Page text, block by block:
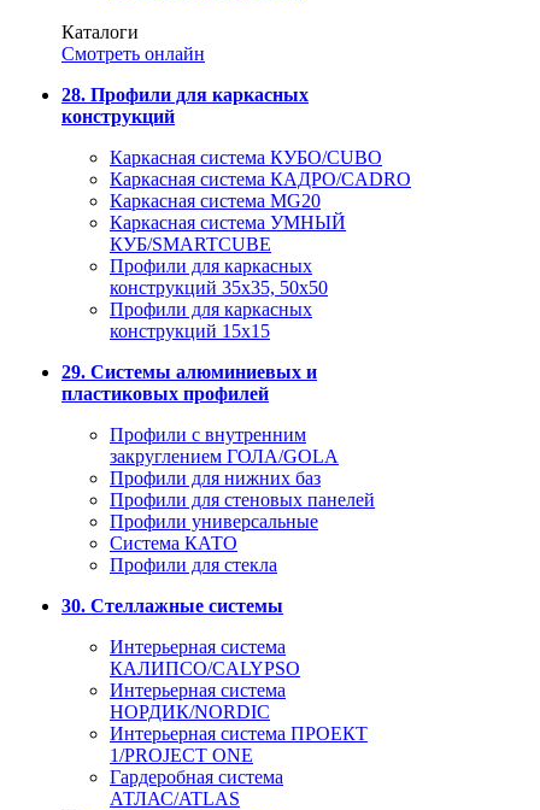
Каталоги
Смотреть онлайн
28. Профили для каркасных
конструкций
Каркасная система КУБО/CUBO
Каркасная система КАДРО/CADRO
Каркасная система MG20
Каркасная система УМНЫЙ
КУБ/SMARTCUBE
Профили для каркасных
конструкций 35x35, 50x50
Профили для каркасных
конструкций 15х15
29. Системы алюминиевых и
пластиковых профилей
Профили с внутренним
закруглением ГОЛА/GOLA
Профили для нижних баз
Профили для стеновых панелей
Профили универсальные
Система КАТО
Профили для стекла
30. Стеллажные системы
Интерьерная система
КАЛИПСО/CALYPSO
Интерьерная система
НОРДИК/NORDIC
Интерьерная система ПРОЕКТ
1/PROJECT ONE
Гардеробная система
АТЛАС/ATLAS